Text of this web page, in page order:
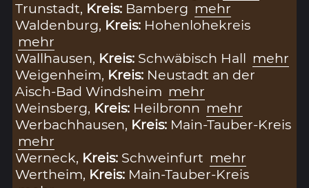
Trunstadt, Kreis: Bamberg mehr
Waldenburg, Kreis: Hohenlohekreis
mehr
Wallhausen, Kreis: Schwäbisch Hall mehr
Weigenheim, Kreis: Neustadt an der
Aisch-Bad Windsheim mehr
Weinsberg, Kreis: Heilbronn mehr
Werbachhausen, Kreis: Main-Tauber-Kreis
mehr
Werneck, Kreis: Schweinfurt mehr
Wertheim, Kreis: Main-Tauber-Kreis